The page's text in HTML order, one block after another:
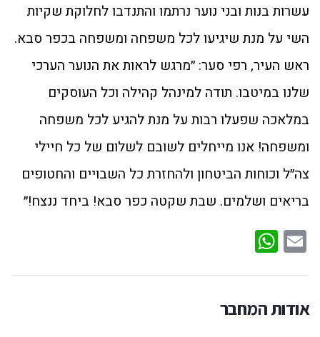
עשרות בנות ובני נוער נרתמו והתנדבו לחלוקת שקיות
השי על מנת שיגיעו לכל משפחה ומשפחה בכפר סבא.
ראש העיר, רפי סער: ״מרגש לראות את הנוער הערכי
שלנו במיטבו. תודה למינהל קהילה וכל העוסקים
במלאכה שפעלו רבות על מנת להגיע לכל משפחה
ומשפחה! אנו מייחלים לשובם לשלום של כל חיילי
צה״ל וכוחות הביטחון ולהחזרת כל השבויים והחטופים
בריאים ושלמים. שבת שקטה כפר סבא! ביחד ננצח!״
Email
אודות המחבר